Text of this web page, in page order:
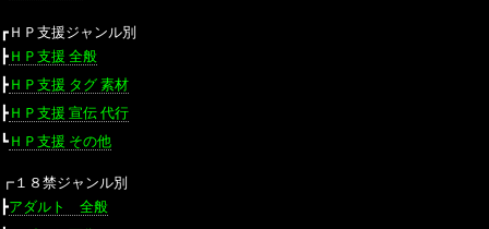
┏ＨＰ支援ジャンル別
┣ ＨＰ支援 全般
┣ ＨＰ支援 タグ 素材
┣ ＨＰ支援 宣伝 代行
┗ ＨＰ支援 その他
┏１８禁ジャンル別
┣アダルト 全般